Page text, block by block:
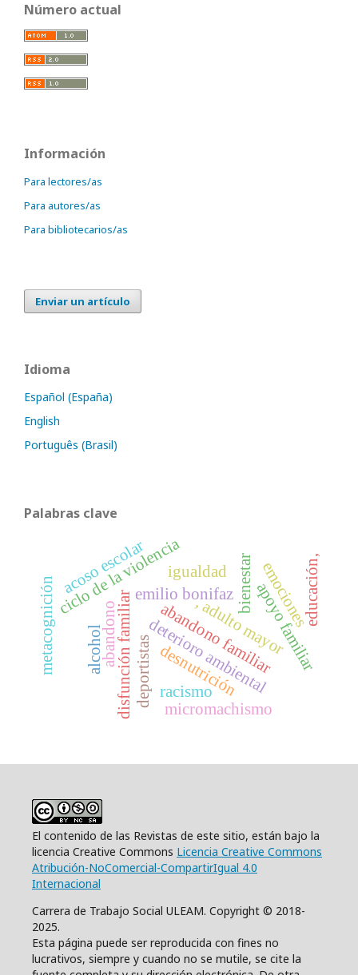
Número actual
Información
Para lectores/as
Para autores/as
Para bibliotecarios/as
Enviar un artículo
Idioma
Español (España)
English
Português (Brasil)
Palabras clave
emilio bonifaz
deterioro ambiental
disfunción familiar
bienestar
ciclo de la violencia
abandono familiar
acoso escolar
abandono , adulto mayor
alcohol deportistas apoyo familiar
desnutrición
emociones
racismo
metacognición
micromachismo
educación,
igualdad
El contenido de las Revistas de este sitio, están bajo la
licencia Creative Commons Licencia Creative Commons
Atribución-NoComercial-CompartirIgual 4.0
Internacional
Carrera de Trabajo Social ULEAM. Copyright © 2018-
2025.
Esta página puede ser reproducida con fines no
lucrativos, siempre y cuando no se mutile, se cite la